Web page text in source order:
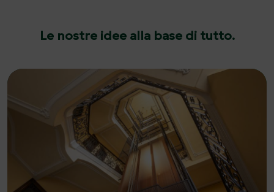
Le nostre idee alla base di tutto.